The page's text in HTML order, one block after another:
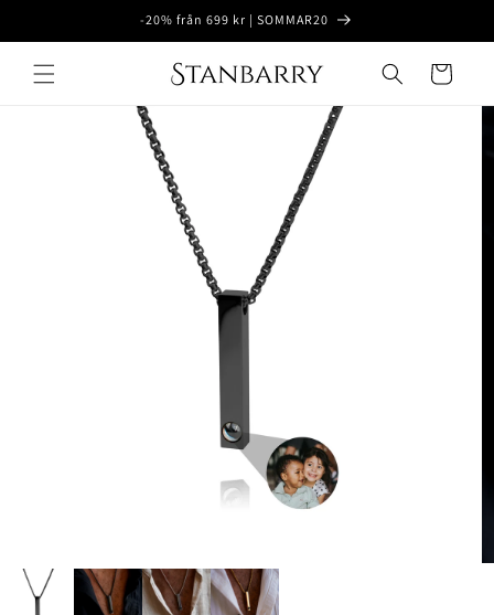
sisältöön
-20% från 699 kr | SOMMAR20
Ostoskori